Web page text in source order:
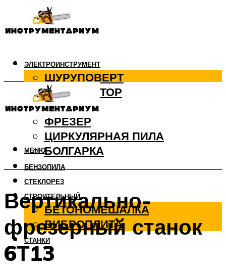
ЭЛЕКТРОИНСТРУМЕНТ
ШУРУПОВЕРТ
ПЕРФОРАТОР
ДРЕЛЬ
ФРЕЗЕР
ЦИРКУЛЯРНАЯ ПИЛА
БОЛГАРКА
БЕНЗОПИЛА
СТЕКЛОРЕЗ
СТРОИТЕЛЬНЫЙ
БЕТОНОМЕШАЛКА
ВИБРОПЛИТА
СТАНКИ
МЕНЮ
Вертикально-
фрезерный станок
6Т13